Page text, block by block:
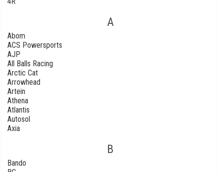
A
Abom
ACS Powersports
AJP
All Balls Racing
Arctic Cat
Arrowhead
Artein
Athena
Atlantis
Autosol
Axia
B
Bando